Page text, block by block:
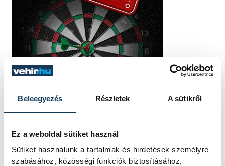
Beleegyezés Részletek A sütikről
Ez a weboldal sütiket használ
Sütiket használunk a tartalmak és hirdetések személyre
szabásához, közösségi funkciók biztosításához,